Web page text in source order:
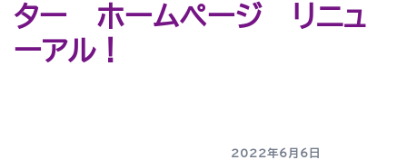
ター ホームページ リニュ
ーアル！
2022年6月6日